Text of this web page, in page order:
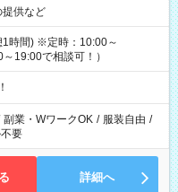
提供など
時間) ※定時：10:00～
19:00で相談可！）
副業・WワークOK / 服装自由 /
要
詳細へ